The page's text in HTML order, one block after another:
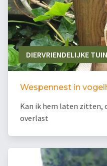
DIERVRIENDELIJKE
Wespennest in
Kan ik hem laten zitten,
overlast